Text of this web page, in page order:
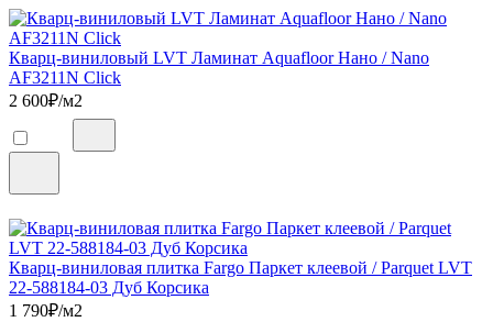
Кварц-виниловый LVT Ламинат Aquafloor Нано / Nano
AF3211N Click
2 600₽/м2
Кварц-виниловая плитка Fargo Паркет клеевой / Parquet LVT
22-588184-03 Дуб Корсика
1 790₽/м2